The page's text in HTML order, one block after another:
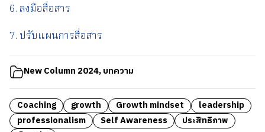
6. ลงมือสื่อสาร
7. ปรับแผนการสื่อสาร
New Column 2024,บทความ
Coaching growth Growth mindset
leadership
professionalism
Self Awareness
ประสิทธิภาพ